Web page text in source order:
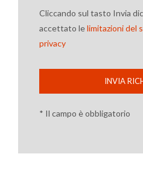
Cliccando sul tasto Invia
accettato lelimitazioni del
privacy
INVIA
* Il campo è obbligatorio